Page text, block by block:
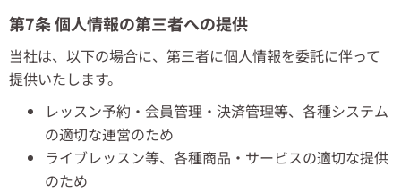
第7条 個人情報の第三者への提供
当社は、以下の場合に、第三者に個人情報を委託に伴って
提供いたします。
レッスン予約・会員管理・決済管理等、各種システム
の適切な運営のため
ライブレッスン等、各種商品・サービスの適切な提供
のため